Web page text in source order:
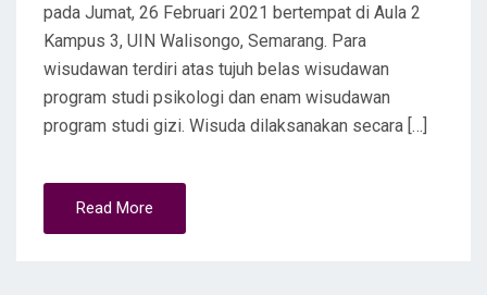
pada Jumat, 26 Februari 2021 bertempat di Aula 2
Kampus 3, UIN Walisongo, Semarang. Para
wisudawan terdiri atas tujuh belas wisudawan
program studi psikologi dan enam wisudawan
program studi gizi. Wisuda dilaksanakan secara […]
Read More